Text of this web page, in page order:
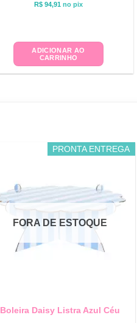
R$94,91 no pix
ADICIONAR AO
CARRINHO
PRONTA ENTREGA
FORA DE ESTOQUE
Boleira Daisy Listra Azul Céu